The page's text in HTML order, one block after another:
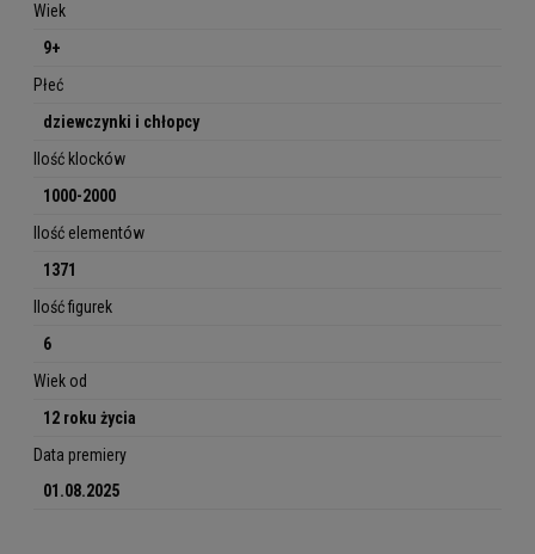
Wiek
9+
Płeć
dziewczynki i chłopcy
Ilość klocków
1000-2000
Ilość elementów
1371
Ilość figurek
6
Wiek od
12 roku życia
Data premiery
01.08.2025